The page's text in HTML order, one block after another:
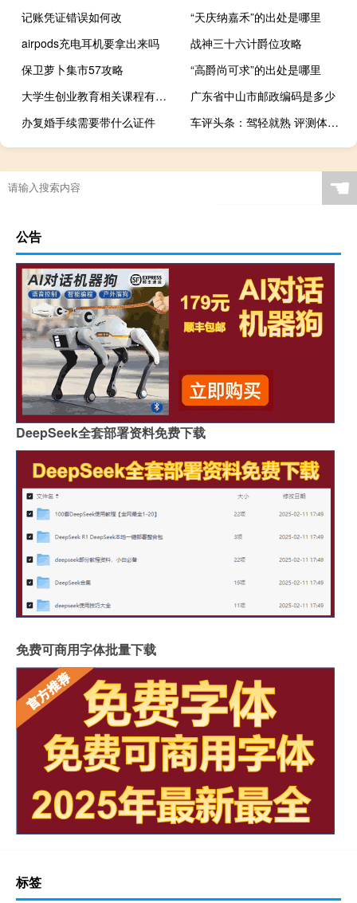
记账凭证错误如何改
“天庆纳嘉禾”的出处是哪里
airpods充电耳机要拿出来吗
战神三十六计爵位攻略
保卫萝卜集市57攻略
“高爵尚可求”的出处是哪里
大学生创业教育相关课程有哪些
广东省中山市邮政编码是多少
办复婚手续需要带什么证件
车评头条：驾轻就熟 评测体验一汽-大众新捷达1.5L
☚
公告
DeepSeek全套部署资料免费下载
免费可商用字体批量下载
标签